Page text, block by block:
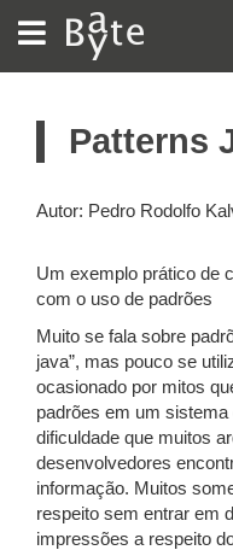
BATE
BYTE
Patterns
Autor: Pedro Rodolfo
Um exemplo prático de
com o uso de padrões
Muito se fala sobre
java”, mas pouco se
ocasionado por mitos
padrões em um
dificuldade que muitos
desenvolvedores
informação. Muitos
respeito sem entrar em
impressões a respeito